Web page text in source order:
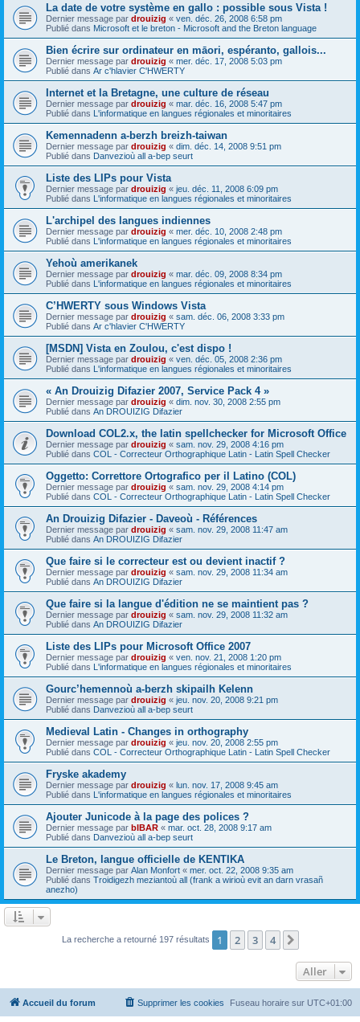
La date de votre système en gallo : possible sous Vista !
Dernier message par drouizig « ven. déc. 26, 2008 6:58 pm
Publié dans Microsoft et le breton - Microsoft and the Breton language
Bien écrire sur ordinateur en māori, espéranto, gallois...
Dernier message par drouizig « mer. déc. 17, 2008 5:03 pm
Publié dans Ar c'hlavier C'HWERTY
Internet et la Bretagne, une culture de réseau
Dernier message par drouizig « mar. déc. 16, 2008 5:47 pm
Publié dans L'informatique en langues régionales et minoritaires
Kemennadenn a-berzh breizh-taiwan
Dernier message par drouizig « dim. déc. 14, 2008 9:51 pm
Publié dans Danvezioù all a-bep seurt
Liste des LIPs pour Vista
Dernier message par drouizig « jeu. déc. 11, 2008 6:09 pm
Publié dans L'informatique en langues régionales et minoritaires
L'archipel des langues indiennes
Dernier message par drouizig « mer. déc. 10, 2008 2:48 pm
Publié dans L'informatique en langues régionales et minoritaires
Yehoù amerikanek
Dernier message par drouizig « mar. déc. 09, 2008 8:34 pm
Publié dans L'informatique en langues régionales et minoritaires
C’HWERTY sous Windows Vista
Dernier message par drouizig « sam. déc. 06, 2008 3:33 pm
Publié dans Ar c'hlavier C'HWERTY
[MSDN] Vista en Zoulou, c'est dispo !
Dernier message par drouizig « ven. déc. 05, 2008 2:36 pm
Publié dans L'informatique en langues régionales et minoritaires
« An Drouizig Difazier 2007, Service Pack 4 »
Dernier message par drouizig « dim. nov. 30, 2008 2:55 pm
Publié dans An DROUIZIG Difazier
Download COL2.x, the latin spellchecker for Microsoft Office
Dernier message par drouizig « sam. nov. 29, 2008 4:16 pm
Publié dans COL - Correcteur Orthographique Latin - Latin Spell Checker
Oggetto: Correttore Ortografico per il Latino (COL)
Dernier message par drouizig « sam. nov. 29, 2008 4:14 pm
Publié dans COL - Correcteur Orthographique Latin - Latin Spell Checker
An Drouizig Difazier - Daveoù - Références
Dernier message par drouizig « sam. nov. 29, 2008 11:47 am
Publié dans An DROUIZIG Difazier
Que faire si le correcteur est ou devient inactif ?
Dernier message par drouizig « sam. nov. 29, 2008 11:34 am
Publié dans An DROUIZIG Difazier
Que faire si la langue d'édition ne se maintient pas ?
Dernier message par drouizig « sam. nov. 29, 2008 11:32 am
Publié dans An DROUIZIG Difazier
Liste des LIPs pour Microsoft Office 2007
Dernier message par drouizig « ven. nov. 21, 2008 1:20 pm
Publié dans L'informatique en langues régionales et minoritaires
Gourc’hemennoù a-berzh skipailh Kelenn
Dernier message par drouizig « jeu. nov. 20, 2008 9:21 pm
Publié dans Danvezioù all a-bep seurt
Medieval Latin - Changes in orthography
Dernier message par drouizig « jeu. nov. 20, 2008 2:55 pm
Publié dans COL - Correcteur Orthographique Latin - Latin Spell Checker
Fryske akademy
Dernier message par drouizig « lun. nov. 17, 2008 9:45 am
Publié dans L'informatique en langues régionales et minoritaires
Ajouter Junicode à la page des polices ?
Dernier message par bIBAR « mar. oct. 28, 2008 9:17 am
Publié dans Danvezioù all a-bep seurt
Le Breton, langue officielle de KENTIKA
Dernier message par Alan Monfort « mer. oct. 22, 2008 9:35 am
Publié dans Troidigezh meziantoù all (frank a wirioù evit an darn vrasañ
anezho)
La recherche a retourné 197 résultats 1 2 3 4
Aller
Accueil du forum Fuseau horaire sur UTC+01:00
Supprimer les cookies